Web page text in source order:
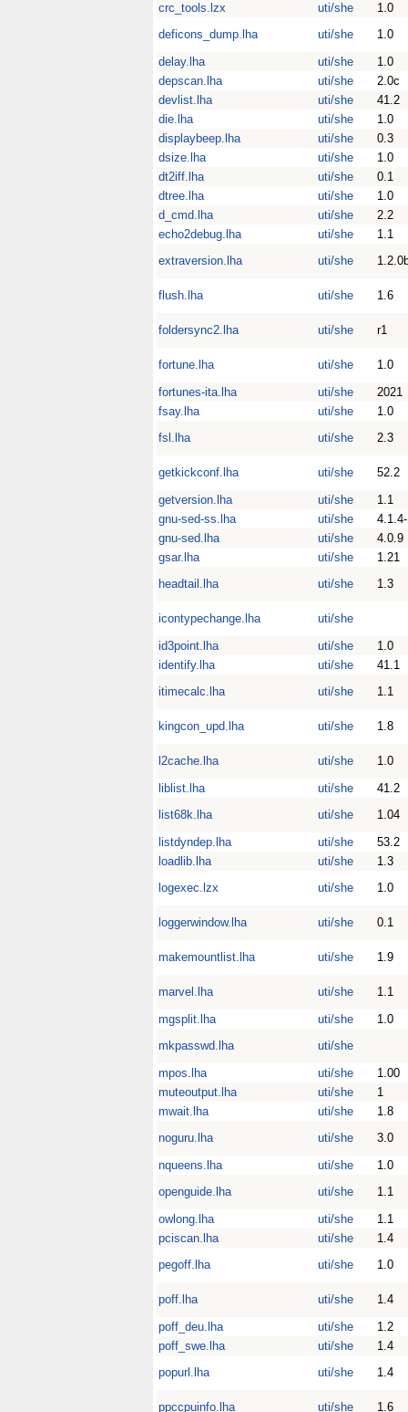
crc_tools.lzx
uti/she
1.0
deficons_dump.lha
uti/she
1.0
delay.lha
uti/she
1.0
depscan.lha
uti/she
2.0c
devlist.lha
uti/she
41.2
die.lha
uti/she
1.0
displaybeep.lha
uti/she
0.3
dsize.lha
uti/she
1.0
dt2iff.lha
uti/she
0.1
dtree.lha
uti/she
1.0
d_cmd.lha
uti/she
2.2
echo2debug.lha
uti/she
1.1
extraversion.lha
uti/she
flush.lha uti/she 1.6
foldersync2.lha uti/she r1
fortune.lha uti/she
1.0
fortunes-ita.lha
uti/she
2021
fsay.lha
uti/she
1.0
fsl.lha
uti/she 2.3
getkickconf.lha uti/she
52.2
getversion.lha
uti/she
1.1
gnu-sed-ss.lha
uti/she
gnu-sed.lha
uti/she
4.0.9
gsar.lha
uti/she
1.21
headtail.lha
uti/she 1.3
icontypechange.lha
uti/she
id3point.lha
uti/she
1.0
identify.lha
uti/she
41.1
itimecalc.lha
uti/she 1.1
kingcon_upd.lha uti/she 1.8
l2cache.lha uti/she
1.0
liblist.lha
uti/she
41.2
list68k.lha
uti/she
1.04
listdyndep.lha
uti/she
53.2
loadlib.lha
uti/she
1.3
logexec.lzx
uti/she 1.0
loggerwindow.lha uti/she 0.1
makemountlist.lha uti/she 1.9
marvel.lha uti/she
1.1
mgsplit.lha
uti/she
1.0
mkpasswd.lha
uti/she
mpos.lha
uti/she
1.00
muteoutput.lha
uti/she
1
mwait.lha
uti/she
1.8
noguru.lha
uti/she
3.0
nqueens.lha
uti/she
1.0
openguide.lha
uti/she
1.1
owlong.lha
uti/she
1.1
pciscan.lha
uti/she
1.4
pegoff.lha
uti/she 1.0
poff.lha uti/she
1.4
poff_deu.lha
uti/she
1.2
poff_swe.lha
uti/she
1.4
popurl.lha
uti/she 1.4
ppccpuinfo.lha uti/she
1.6